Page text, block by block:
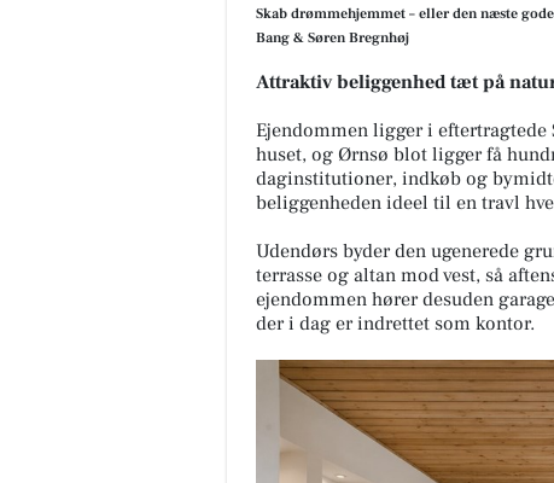
Skab drømmehjemmet – eller den næste
Bang & Søren Bregnhøj
Attraktiv beliggenhed tæt på
Ejendommen ligger i
huset, og Ørnsø blot ligger få
daginstitutioner, indkøb og
beliggenheden ideel til en travl
Udendørs byder den ugenerede
terrasse og altan mod vest, så
ejendommen hører desuden
der i dag er indrettet som kontor.